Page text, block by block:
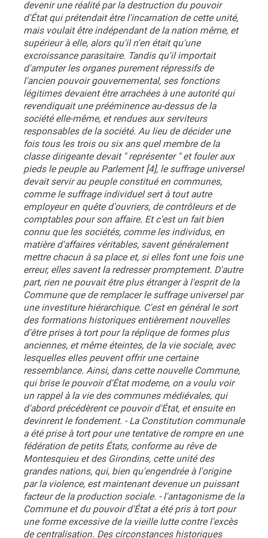
devenir une réalité par la destruction du pouvoir
d'État qui prétendait être l'incarnation de cette unité,
mais voulait être indépendant de la nation même, et
supérieur à elle, alors qu'il n'en était qu'une
excroissance parasitaire. Tandis qu'il importait
d'amputer les organes purement répressifs de
l'ancien pouvoir gouvernemental, ses fonctions
légitimes devaient être arrachées à une autorité qui
revendiquait une prééminence au-dessus de la
société elle-même, et rendues aux serviteurs
responsables de la société. Au lieu de décider une
fois tous les trois ou six ans quel membre de la
classe dirigeante devait " représenter " et fouler aux
pieds le peuple au Parlement [4], le suffrage universel
devait servir au peuple constitué en communes,
comme le suffrage individuel sert à tout autre
employeur en quête d'ouvriers, de contrôleurs et de
comptables pour son affaire. Et c'est un fait bien
connu que les sociétés, comme les individus, en
matière d'affaires véritables, savent généralement
mettre chacun à sa place et, si elles font une fois une
erreur, elles savent la redresser promptement. D'autre
part, rien ne pouvait être plus étranger à l'esprit de la
Commune que de remplacer le suffrage universel par
une investiture hiérarchique. C'est en général le sort
des formations historiques entièrement nouvelles
d'être prises à tort pour la réplique de formes plus
anciennes, et même éteintes, de la vie sociale, avec
lesquelles elles peuvent offrir une certaine
ressemblance. Ainsi, dans cette nouvelle Commune,
qui brise le pouvoir d'État moderne, on a voulu voir
un rappel à la vie des communes médiévales, qui
d'abord précédèrent ce pouvoir d'État, et ensuite en
devinrent le fondement. - La Constitution communale
a été prise à tort pour une tentative de rompre en une
fédération de petits États, conforme au rêve de
Montesquieu et des Girondins, cette unité des
grandes nations, qui, bien qu'engendrée à l'origine
par la violence, est maintenant devenue un puissant
facteur de la production sociale. - l'antagonisme de la
Commune et du pouvoir d'État a été pris à tort pour
une forme excessive de la vieille lutte contre l'excès
de centralisation. Des circonstances historiques